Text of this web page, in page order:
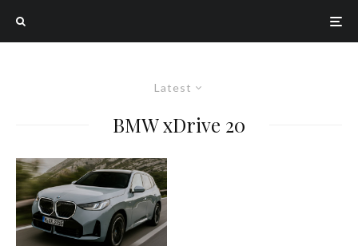
Latest
BMW xDrive 20